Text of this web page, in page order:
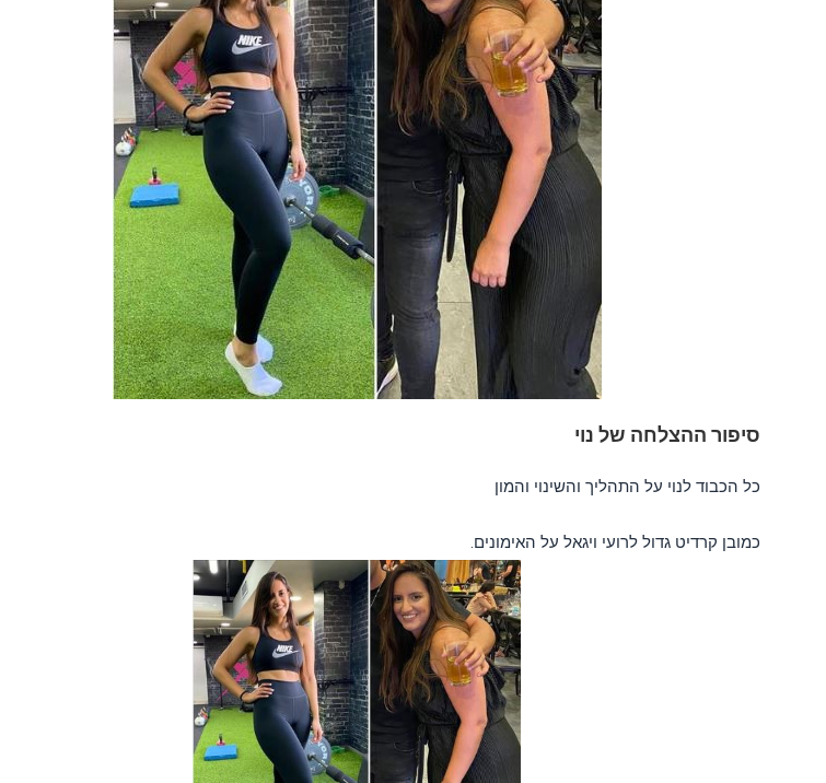
סיפור ההצלחה של נוי
כל הכבוד לנוי על התהליך והשינוי והמון
כמובן קרדיט גדול לרועי ויגאל על האימונים.